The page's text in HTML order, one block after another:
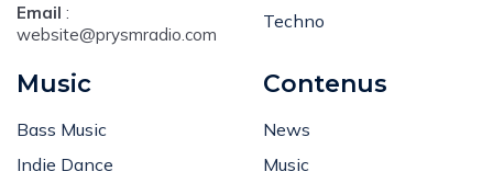
Email :
website@prysmradio.com
Techno
Music
Bass Music
Indie Dance
Contenus
News
Music